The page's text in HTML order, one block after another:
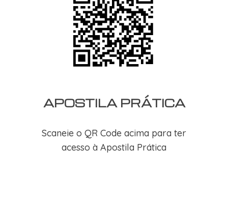
APOSTILA PRÁTICA
Scaneie o QR Code acima para ter
acesso à Apostila Prática